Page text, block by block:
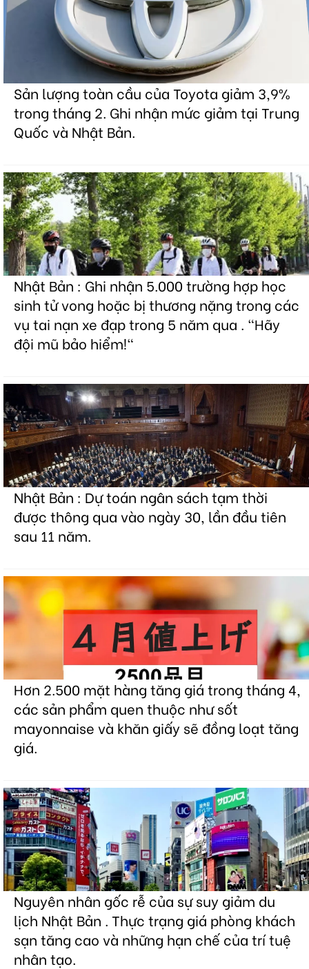
Sản lượng toàn cầu của Toyota giảm 3,9%
trong tháng 2. Ghi nhận mức giảm tại Trung
Quốc và Nhật Bản.
Nhật Bản : Ghi nhận 5.000 trường hợp học
sinh tử vong hoặc bị thương nặng trong các
vụ tai nạn xe đạp trong 5 năm qua . "Hãy
đội mũ bảo hiểm!"
Nhật Bản : Dự toán ngân sách tạm thời
được thông qua vào ngày 30, lần đầu tiên
sau 11 năm.
Hơn 2.500 mặt hàng tăng giá trong tháng 4,
các sản phẩm quen thuộc như sốt
mayonnaise và khăn giấy sẽ đồng loạt tăng
giá.
Nguyên nhân gốc rễ của sự suy giảm du
lịch Nhật Bản . Thực trạng giá phòng khách
sạn tăng cao và những hạn chế của trí tuệ
nhân tạo.